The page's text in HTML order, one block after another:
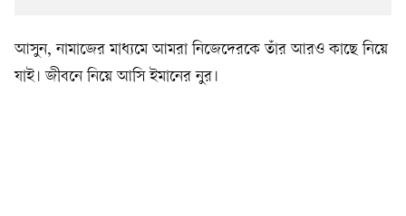
আসুন, নামাজের মাধ্যমে আমরা নিজেদেরকে তাঁর আরও কাছে নিয়ে
যাই। জীবনে নিয়ে আসি ইমানের নুর।